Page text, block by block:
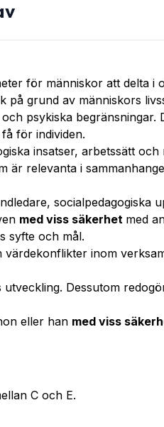
för människor att delta i
på grund av människors
psykiska begränsningar.
för individen.
insatser, arbetssätt
är relevanta i
socialpedagogiska
med viss säkerhet med
syfte och mål.
värdekonflikter inom
utveckling. Dessutom
eller han med viss
C och E.